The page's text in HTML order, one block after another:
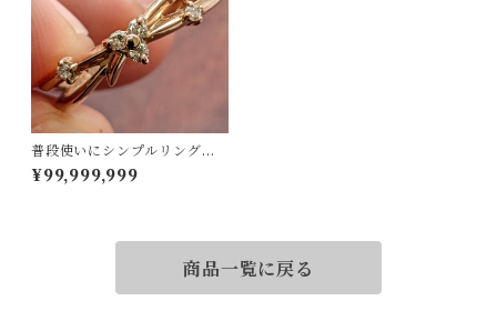
普段使いにシンプルリング！K
18ダイヤリング 11号
¥99,999,999
商品一覧に戻る